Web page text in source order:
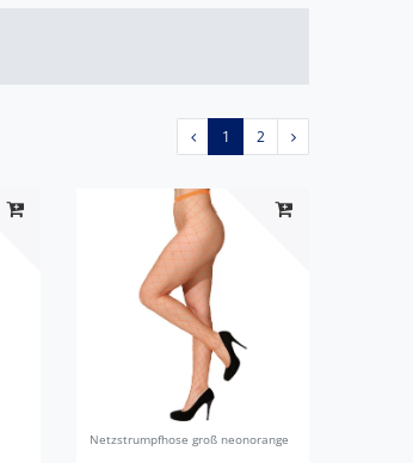
1 2
Netzstrumpfhose groß neonorange